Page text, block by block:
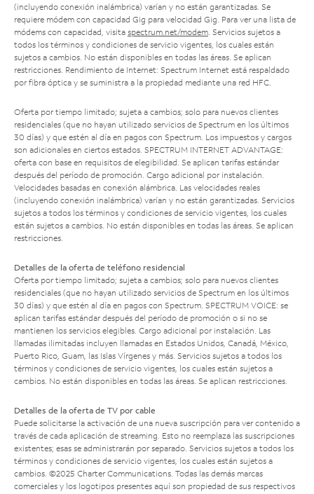
(incluyendo conexión inalámbrica) varían y no están garantizadas. Se
requiere módem con capacidad Gig para velocidad Gig. Para ver una lista de
módems con capacidad, visita spectrum.net/modem . Servicios sujetos a
todos los términos y condiciones de servicio vigentes, los cuales están
sujetos a cambios. No están disponibles en todas las áreas. Se aplican
restricciones. Rendimiento de Internet: Spectrum Internet está respaldado
por fibra óptica y se suministra a la propiedad mediante una red HFC.
Oferta por tiempo limitado; sujeta a cambios; solo para nuevos clientes
residenciales (que no hayan utilizado servicios de Spectrum en los últimos
30 días) y que estén al día en pagos con Spectrum. Los impuestos y cargos
son adicionales en ciertos estados. SPECTRUM INTERNET ADVANTAGE:
oferta con base en requisitos de elegibilidad. Se aplican tarifas estándar
después del período de promoción. Cargo adicional por instalación.
Velocidades basadas en conexión alámbrica. Las velocidades reales
(incluyendo conexión inalámbrica) varían y no están garantizadas. Servicios
sujetos a todos los términos y condiciones de servicio vigentes, los cuales
están sujetos a cambios. No están disponibles en todas las áreas. Se aplican
restricciones.
Detalles de la oferta de teléfono residencial
Oferta por tiempo limitado; sujeta a cambios; solo para nuevos clientes
residenciales (que no hayan utilizado servicios de Spectrum en los últimos
30 días) y que estén al día en pagos con Spectrum. SPECTRUM VOICE: se
aplican tarifas estándar después del período de promoción o si no se
mantienen los servicios elegibles. Cargo adicional por instalación. Las
llamadas ilimitadas incluyen llamadas en Estados Unidos, Canadá, México,
Puerto Rico, Guam, las Islas Vírgenes y más. Servicios sujetos a todos los
términos y condiciones de servicio vigentes, los cuales están sujetos a
cambios. No están disponibles en todas las áreas. Se aplican restricciones.
Detalles de la oferta de TV por cable
Puede solicitarse la activación de una nueva suscripción para ver contenido a
través de cada aplicación de streaming. Esto no reemplaza las suscripciones
existentes; esas se administrarán por separado. Servicios sujetos a todos los
términos y condiciones de servicio vigentes, los cuales están sujetos a
cambios. ©2025 Charter Communications. Todas las demás marcas
comerciales y los logotipos presentes aquí son propiedad de sus respectivos